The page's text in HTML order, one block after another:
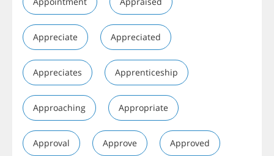
Appreciate Appreciated
Appreciates Apprenticeship
Approaching Appropriate
Approval Approve Approved